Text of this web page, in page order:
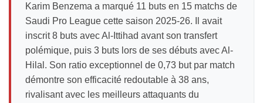
Karim Benzema a marqué 11 buts en 15 matchs de
Saudi Pro League cette saison 2025-26. Il avait
inscrit 8 buts avec Al-Ittihad avant son transfert
polémique, puis 3 buts lors de ses débuts avec Al-
Hilal. Son ratio exceptionnel de 0,73 but par match
démontre son efficacité redoutable à 38 ans,
rivalisant avec les meilleurs attaquants du